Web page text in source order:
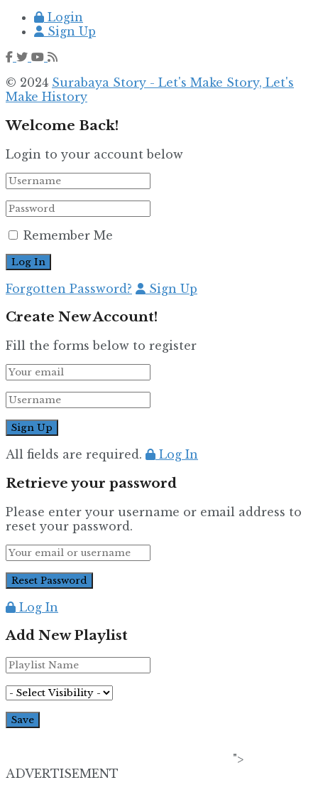
Login
Sign Up
© 2024 Surabaya Story - Let's Make Story, Let's
Make History
Welcome Back!
Login to your account below
Remember Me
Forgotten Password? Sign Up
Create New Account!
Fill the forms below to register
All fields are required. Log In
Retrieve your password
Please enter your username or email address to
reset your password.
Log In
Add New Playlist
">
ADVERTISEMENT